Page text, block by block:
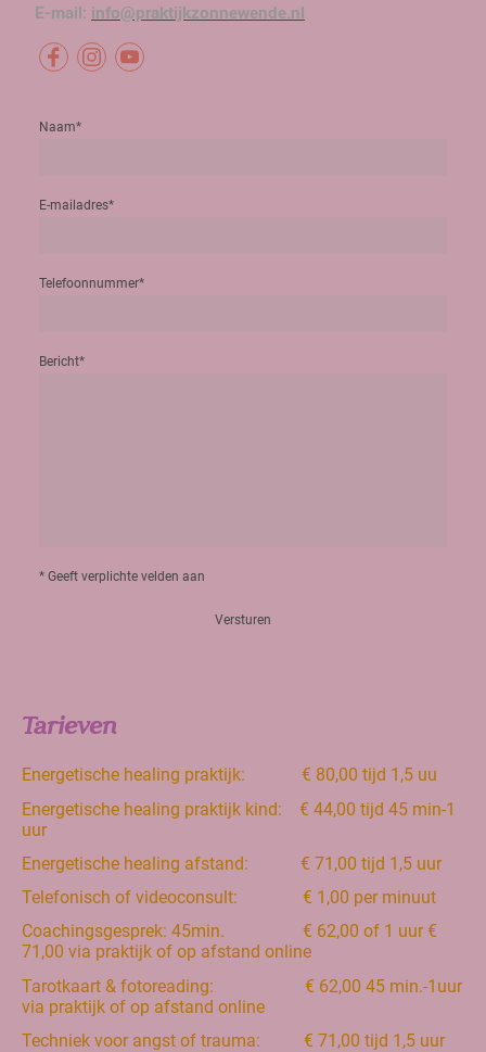
E-mail: info@praktijkzonnewende.nl
Naam*
E-mailadres*
Telefoonnummer*
Bericht*
* Geeft verplichte velden aan
Versturen
Tarieven
Energetische healing praktijk: € 80,00 tijd 1,5 uu
Energetische healing praktijk kind: € 44,00 tijd 45 min-1
uur
Energetische healing afstand: € 71,00 tijd 1,5 uur
Telefonisch of videoconsult: € 1,00 per minuut
Coachingsgesprek: 45min. € 62,00 of 1 uur €
71,00 via praktijk of op afstand online
Tarotkaart & fotoreading: € 62,00 45 min.-1uur
via praktijk of op afstand online
Techniek voor angst of trauma: € 71,00 tijd 1,5 uur